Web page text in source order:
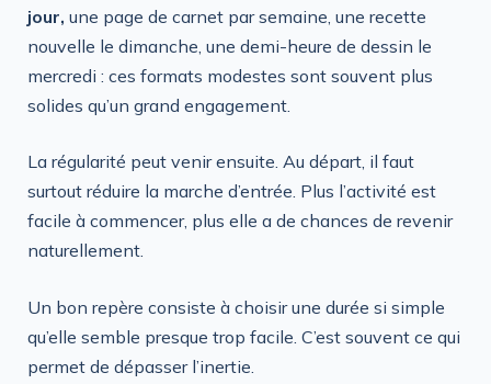
jour, une page de carnet par semaine, une recette
nouvelle le dimanche, une demi-heure de dessin le
mercredi : ces formats modestes sont souvent plus
solides qu’un grand engagement.
La régularité peut venir ensuite. Au départ, il faut
surtout réduire la marche d’entrée. Plus l’activité est
facile à commencer, plus elle a de chances de revenir
naturellement.
Un bon repère consiste à choisir une durée si simple
qu’elle semble presque trop facile. C’est souvent ce qui
permet de dépasser l’inertie.